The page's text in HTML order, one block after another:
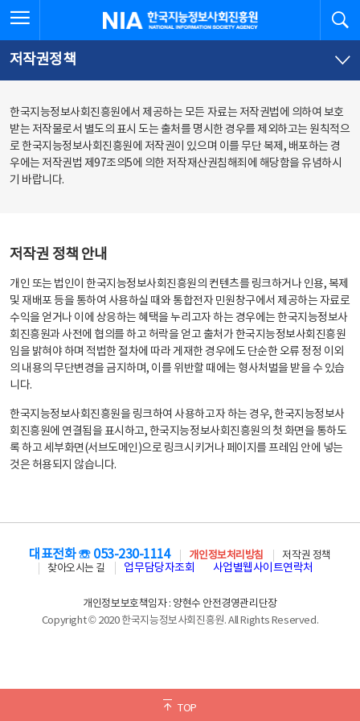
문
로
가
체
뉴
바
가
한국지능정보사회진흥원
저작권정책
한국지능정보사회진흥원에서 제공하는 모든 자료는 저작권법에 의하여 보호
받는 저작물로서 별도의 표시 도는 출처를 명시한 경우를 제외하고는 원칙적으
로 한국지능정보사회진흥원에 저작권이 있으며 이를 무단 복제, 배포하는 경
우에는 저작권법 제97조의5에 의한 저작재산권침해죄에 해당함을 유념하시
기 바랍니다.
저작권 정책 안내
개인 또는 법인이 한국지능정보사회진흥원의 컨텐츠를 링크하거나 인용, 복제
및 재배포 등을 통하여 사용하실 때와 통합전자 민원창구에서 제공하는 자료로
수익을 얻거나 이에 상응하는 혜택을 누리고자 하는 경우에는 한국지능정보사
회진흥원과 사전에 협의를 하고 허락을 얻고 출처가 한국지능정보사회진흥원
임을 밝혀야 하며 적법한 절차에 따라 게재한 경우에도 단순한 오류 정정 이외
의 내용의 무단변경을 금지하며, 이를 위반할 때에는 형사처벌을 받을 수 있습
니다.
한국지능정보사회진흥원을 링크하여 사용하고자 하는 경우, 한국지능정보사
회진흥원에 연결됨을 표시하고, 한국지능정보사회진흥원의 첫 화면을 통하도
록 하고 세부화면(서브도메인)으로 링크시키거나 페이지를 프레임 안에 넣는
것은 허용되지 않습니다.
TOP
대표전화 ☏ 053-230-1114 개인정보처리방침
저작권 정책
찾아오시는 길
업무담당자조회 사업별웹사이트연락처
개인정보보호책임자 : 양현수 안전경영관리단장
Copyright © 2020 한국지능정보사회진흥원. All Rights Reserved.